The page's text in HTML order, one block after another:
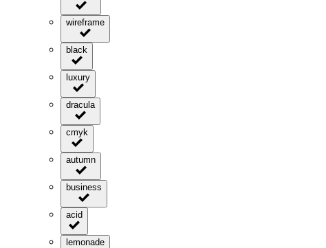
wireframe
black
luxury
dracula
cmyk
autumn
business
acid
lemonade